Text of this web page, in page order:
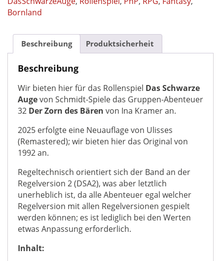
Das
Auge
Regelversion
DSA2
von
Schmidt-
Spiele
1992
Menge
Bornland
Beschreibung Produktsicherheit
Beschreibung
Wir bieten hier für das Rollenspiel Das Schwarze
Augevon Schmidt-Spiele das Gruppen-Abenteuer
32 Der Zorn des Bären von Ina Kramer an.
2025 erfolgte eine Neuauflage von Ulisses
(Remastered); wir bieten hier das Original von
1992 an.
Regeltechnisch orientiert sich der Band an der
Regelversion 2 (DSA2), was aber letztlich
unerheblich ist, da alle Abenteuer egal welcher
Regelversion mit allen Regelversionen gespielt
werden können; es ist lediglich bei den Werten
etwas Anpassung erforderlich.
Inhalt: